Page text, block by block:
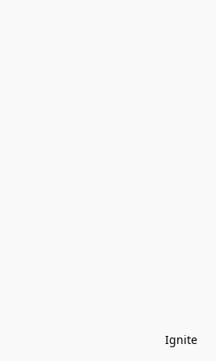
Ignite